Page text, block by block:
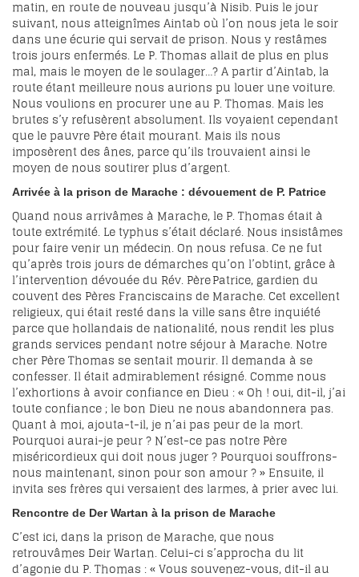
matin, en route de nouveau jusqu’à Nisib. Puis le jour
suivant, nous atteignîmes Aintab où l’on nous jeta le soir
dans une écurie qui servait de prison. Nous y restâmes
trois jours enfermés. Le P. Thomas allait de plus en plus
mal, mais le moyen de le soulager…? A partir d’Aintab, la
route étant meilleure nous aurions pu louer une voiture.
Nous voulions en procurer une au P. Thomas. Mais les
brutes s’y refusèrent absolument. Ils voyaient cependant
que le pauvre Père était mourant. Mais ils nous
imposèrent des ânes, parce qu’ils trouvaient ainsi le
moyen de nous soutirer plus d’argent.
Arrivée à la prison de Marache : dévouement de P. Patrice
Quand nous arrivâmes à Marache, le P. Thomas était à
toute extrémité. Le typhus s’était déclaré. Nous insistâmes
pour faire venir un médecin. On nous refusa. Ce ne fut
qu’après trois jours de démarches qu’on l’obtint, grâce à
l’intervention dévouée du Rév. Père Patrice, gardien du
couvent des Pères Franciscains de Marache. Cet excellent
religieux, qui était resté dans la ville sans être inquiété
parce que hollandais de nationalité, nous rendit les plus
grands services pendant notre séjour à Marache. Notre
cher Père Thomas se sentait mourir. Il demanda à se
confesser. Il était admirablement résigné. Comme nous
l’exhortions à avoir confiance en Dieu : « Oh ! oui, dit-il, j’ai
toute confiance ; le bon Dieu ne nous abandonnera pas.
Quant à moi, ajouta-t-il, je n’ai pas peur de la mort.
Pourquoi aurai-je peur ? N’est-ce pas notre Père
miséricordieux qui doit nous juger ? Pourquoi souffrons-
nous maintenant, sinon pour son amour ? » Ensuite, il
invita ses frères qui versaient des larmes, à prier avec lui.
Rencontre de Der Wartan à la prison de Marache
C’est ici, dans la prison de Marache, que nous
retrouvâmes Deir Wartan. Celui-ci s’approcha du lit
d’agonie du P. Thomas : « Vous souvenez-vous, dit-il au